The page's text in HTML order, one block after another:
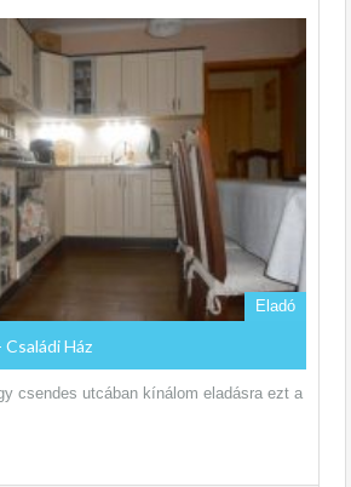
Eladó
Családi Ház
csendes utcában kínálom eladásra ezt a